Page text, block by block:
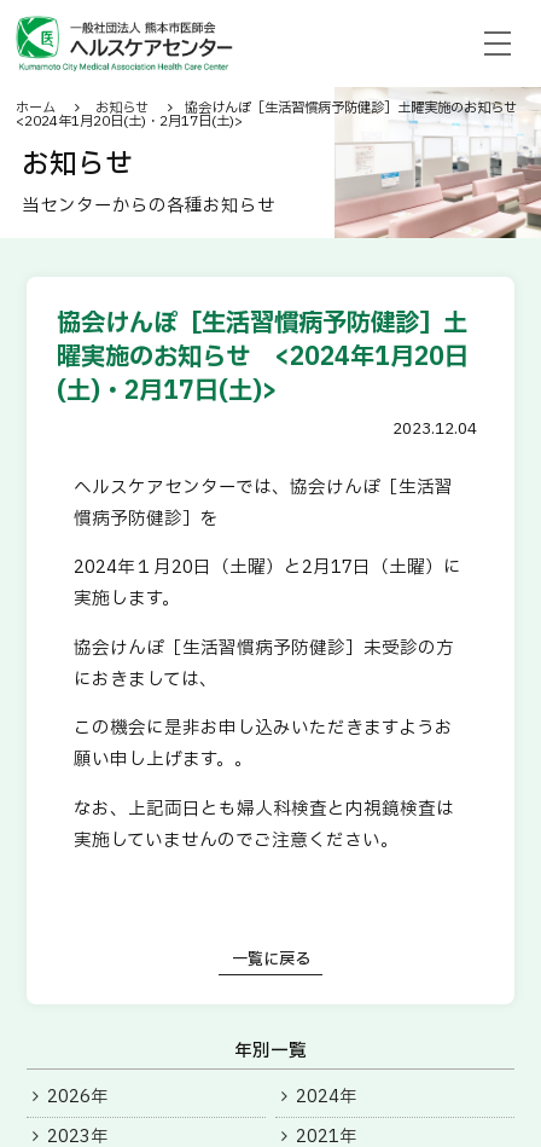
ホーム お知らせ 協会けんぽ［生活習慣病予防健診］土曜実施のお知らせ
<2024年1月20日(土)・2月17日(土)>
お知らせ
当センターからの各種お知らせ
協会けんぽ［生活習慣病予防健診］土
曜実施のお知らせ <2024年1月20日
(土)・2月17日(土)>
2023.12.04
ヘルスケアセンターでは、協会けんぽ［生活習
慣病予防健診］を
2024年１月20日（土曜）と2月17日（土曜）に
実施します。
協会けんぽ［生活習慣病予防健診］未受診の方
におきましては、
この機会に是非お申し込みいただきますようお
願い申し上げます。。
なお、上記両日とも婦人科検査と内視鏡検査は
実施していませんのでご注意ください。
一覧に戻る
年別一覧
2026年
2024年
2023年
2021年
ホーム
健診のご案内
センターについて
お知らせ
よくある質問
求人情報
地域産業保健センター
お問い合わせ
リンク集
サイトマップ